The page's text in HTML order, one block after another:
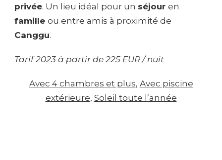
privée. Un lieu idéal pour un séjour en
famille ou entre amis à proximité de
Canggu.
Tarif 2023 à partir de 225 EUR / nuit
Avec 4 chambres et plus, Avec piscine
extérieure, Soleil toute l’année